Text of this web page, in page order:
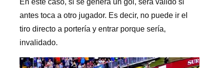
antes toca a otro jugador. Es decir, no puede ir el
tiro directo a portería y entrar porque sería,
invalidado.